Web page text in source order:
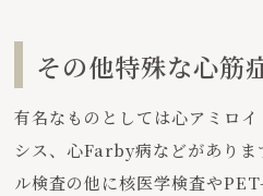
その他特殊な心筋
有名なものとしては心アミロ
シス、心Farby病などがありま
ル検査の他に核医学検査や